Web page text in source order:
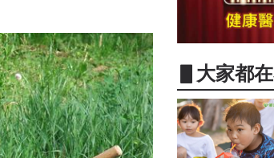
▋大家都